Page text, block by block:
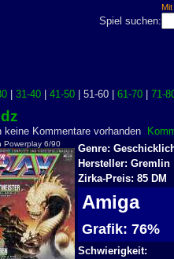
Spiel suchen:
31-40 41-50 | 51-60 | 61-70 71-
keine Kommentare vorhanden
Powerplay 6/90
Genre:
Hersteller: Gremlin
Zirka-Preis: 85 DM
Amiga
Grafik: 76%
Schwierigkeit: